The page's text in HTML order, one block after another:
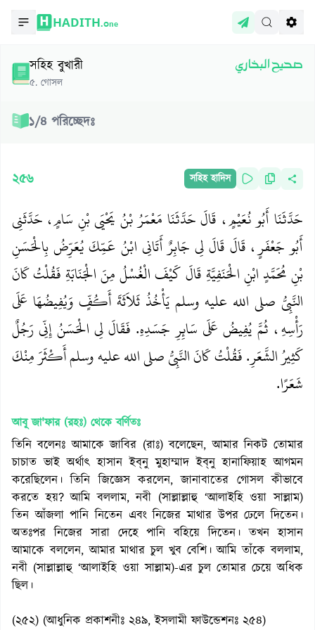
HADITH.One
সহিহ বুখারী
৫. গোসল
صحيح البخاري
১/৪ পরিচ্ছেদঃ
২৫৬ সহিহ হাদিস
حَدَّثَنَا أَبُو نُعَيْمٍ، قَالَ حَدَّثَنَا مَعْمَرُ بْنُ يَحْيَى بْنِ سَامٍ، حَدَّثَنِي
أَبُو جَعْفَرٍ، قَالَ قَالَ لِي جَابِرٌ أَتَانِي ابْنُ عَمِّكَ يُعَرِّضُ بِالْحَسَنِ
بْنِ مُحَمَّدٍ ابْنِ الْحَنَفِيَّةِ قَالَ كَيْفَ الْغُسْلُ مِنَ الْجَنَابَةِ فَقُلْتُ كَانَ
النَّبِيُّ صلى الله عليه وسلم يَأْخُذُ ثَلاَثَةَ أَكُفٍّ وَيُفِيضُهَا عَلَى
رَأْسِهِ، ثُمَّ يُفِيضُ عَلَى سَائِرِ جَسَدِهِ‏.‏ فَقَالَ لِي الْحَسَنُ إِنِّي رَجُلٌ
كَثِيرُ الشَّعَرِ‏.‏ فَقُلْتُ كَانَ النَّبِيُّ صلى الله عليه وسلم أَكْثَرَ مِنْكَ
شَعَرًا‏.‏
আবূ জা'ফার (রহঃ) থেকে বর্ণিতঃ
তিনি বলেনঃ আমাকে জাবির (রাঃ) বলেছেন, আমার নিকট তোমার
চাচাত ভাই অর্থাৎ হাসান ইব্‌নু মুহাম্মাদ ইব্‌নু হানাফিয়াহ আগমন
করেছিলেন। তিনি জিজ্ঞেস করলেন, জানাবাতের গোসল কীভাবে
করতে হয়? আমি বললাম, নবী (সাল্লাল্লাহু ‘আলাইহি ওয়া সাল্লাম)
তিন আঁজলা পানি নিতেন এবং নিজের মাথার উপর ঢেলে দিতেন।
অতঃপর নিজের সারা দেহে পানি বহিয়ে দিতেন। তখন হাসান
আমাকে বললেন, আমার মাথার চুল খুব বেশি। আমি তাঁকে বললাম,
নবী (সাল্লাল্লাহু ‘আলাইহি ওয়া সাল্লাম)-এর চুল তোমার চেয়ে অধিক
ছিল।
(২৫২) (আধুনিক প্রকাশনীঃ ২৪৯, ইসলামী ফাউন্ডেশনঃ ২৫৪)